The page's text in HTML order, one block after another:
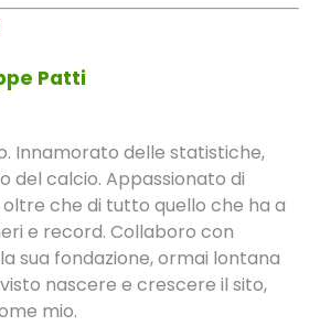
Patti
Innamorato delle statistiche,
del calcio. Appassionato di
che di tutto quello che ha a
e record. Collaboro con
sua fondazione, ormai lontana
nascere e crescere il sito,
mio.